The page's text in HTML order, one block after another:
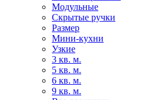
Модульные
Скрытые ручки
Размер
Мини-кухни
Узкие
3 кв. м.
5 кв. м.
6 кв. м.
9 кв. м.